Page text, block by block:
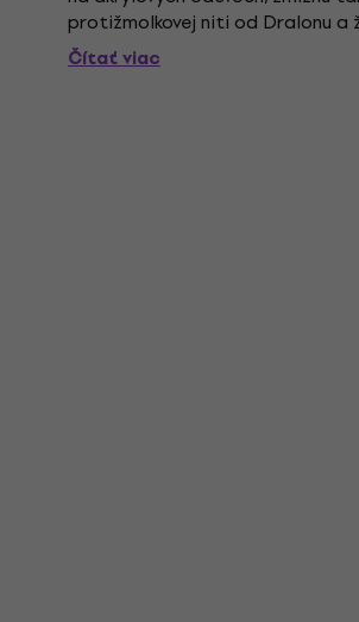
protižmolkovej niti od Dralonu a
samy opadávajú. Výtvory z tejto
Čítať viac